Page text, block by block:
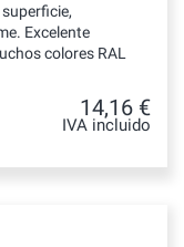
Excelente
colores RAL
14,16 €
IVA incluido